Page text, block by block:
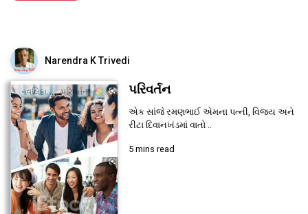
Narendra K Trivedi
પરિવર્તન
એક સાંજે રમણભાઈ એમના પત્ની, વિજય અને
રીટા દિવાનખંડમાં વાતો ..
5 mins read